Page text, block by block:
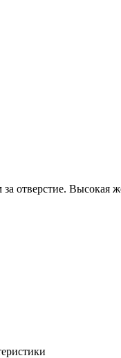
отверстие. Высокая